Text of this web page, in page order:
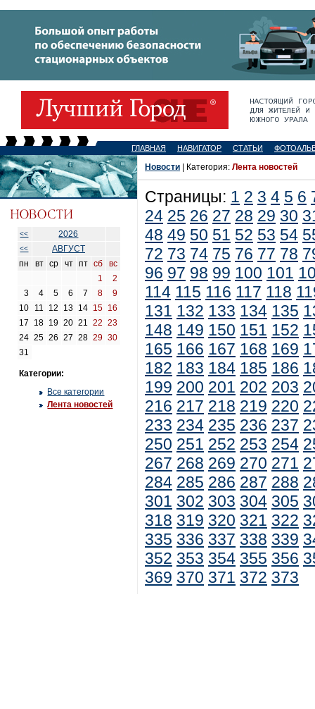
ГЛАВНАЯ НАВИГАТОР СТАТЬИ
<< 2026
<<
АВГУСТ
пн
вт ср чт пт сб
вс
1
2
3
4 5 6 7 8
9
10
11 12 13 14 15 16
17
18 19 20 21 22
23
24 25 26 27 28 29 30
31
Категории:
Все категории
Лента новостей
Новости | Категория: Лента новостей
Страницы: 1 2 3 4 5 6
24 25 26 27 28 29 30
48 49 50 51 52 53 54
72 73 74 75 76 77 78
96 97 98 99 100 101
114 115 116 117 118
131 132 133 134 135
148 149 150 151 152
165 166 167 168 169
182 183 184 185 186
199 200 201 202 203
216 217 218 219 220
233 234 235 236 237
250 251 252 253 254
267 268 269 270 271
284 285 286 287 288
301 302 303 304 305
318 319 320 321 322
335 336 337 338 339
352 353 354 355 356
369 370 371 372 373